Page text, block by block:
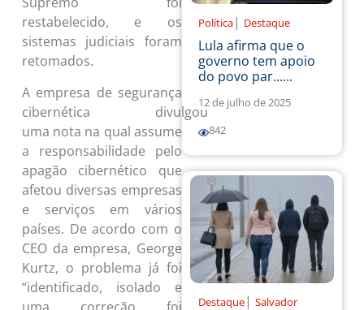
restabelecido, e os
sistemas judiciais foram
retomados.
A empresa de segurança
cibernética
divulgou
uma nota na qual assume
a responsabilidade pelo
apagão cibernético que
afetou diversas empresas
e serviços em vários
países. De acordo com o
CEO da empresa, George
Kurtz, o problema já foi
“identificado, isolado e
Política | Destaque
Lula afirma que o
governo tem apoio
do povo par......
12 de julho de 2025
842
Destaque | Salvador